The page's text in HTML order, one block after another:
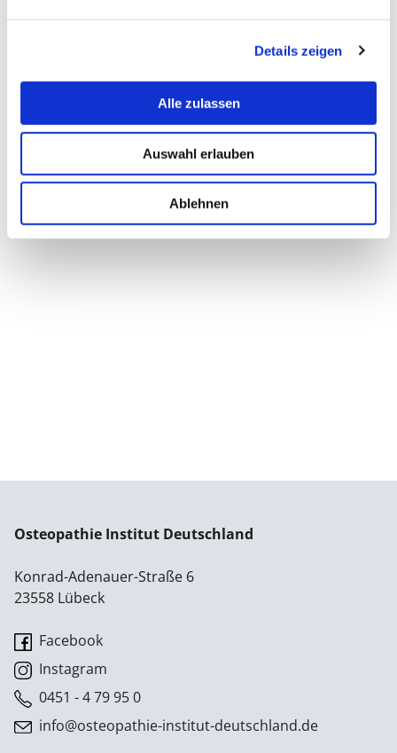
Details zeigen
Alle zulassen
Auswahl erlauben
Ablehnen
Osteopathie Institut Deutschland
Konrad-Adenauer-Straße 6
23558 Lübeck
Facebook
Instagram
0451 - 4 79 95 0
info@osteopathie-institut-deutschland.de